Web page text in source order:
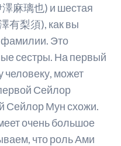
麻璃也) и шестая
有梨須), как вы
фамилии. Это
сестры. На первый
человеку, может
Сейлор
Сейлор Мун схожи.
очень большое
что роль Ами